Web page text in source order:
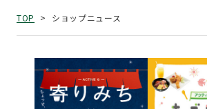
TOP ショップニュース